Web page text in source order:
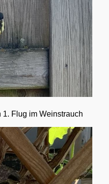
Flug im Weinstrauch